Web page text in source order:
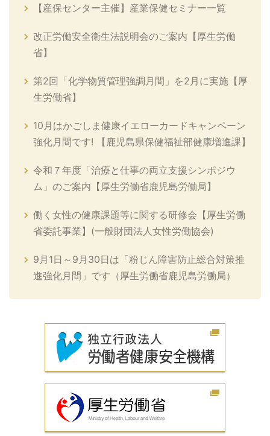
【産保センター主催】産業保健セミナー一覧
改正労働安全衛生法説明会のご案内【厚生労働
省】
第2回「化学物質管理強調月間」を2月に実施【厚
生労働省】
10月はかごしま健康イエローカードキャンペーン
強化月間です! 【鹿児島県保健福祉部健康増進課】
令和７年度「治療と仕事の両立支援シンポジウ
ム」のご案内【厚生労働省鹿児島労働局】
働く女性の健康課題等に関する研修会【厚生労働
省委託事業】(一般財団法人女性労働協会)
9月1日～9月30日は「粉じん障害防止総合対策推
進強化月間」です（厚生労働省鹿児島労働局）